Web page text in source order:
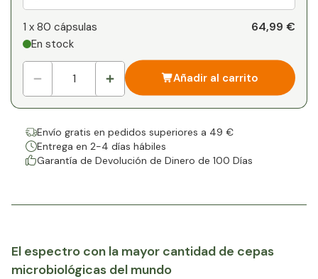
1x
1 x 80 cápsulas
En stock
64,99 €
Añadir al carrito
Envío gratis en pedidos superiores a 49 €
Entrega en 2-4 días hábiles
Garantía de Devolución de Dinero de 100 Días
El espectro con la mayor cantidad de cepas
microbiológicas del mundo​